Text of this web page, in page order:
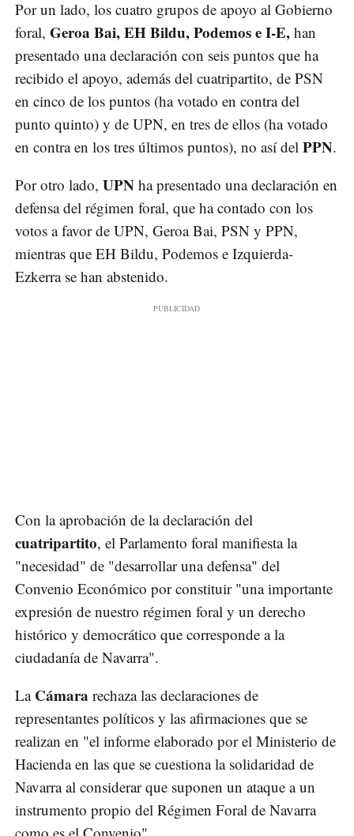
Por un lado, los cuatro grupos de apoyo al Gobierno
foral, Geroa Bai, EH Bildu, Podemos e I-E, han
presentado una declaración con seis puntos que ha
recibido el apoyo, además del cuatripartito, de PSN
en cinco de los puntos (ha votado en contra del
punto quinto) y de UPN, en tres de ellos (ha votado
en contra en los tres últimos puntos), no así del PPN.
Por otro lado, UPN ha presentado una declaración en
defensa del régimen foral, que ha contado con los
votos a favor de UPN, Geroa Bai, PSN y PPN,
mientras que EH Bildu, Podemos e Izquierda-
Ezkerra se han abstenido.
Con la aprobación de la declaración del
cuatripartito, el Parlamento foral manifiesta la
"necesidad" de "desarrollar una defensa" del
Convenio Económico por constituir "una importante
expresión de nuestro régimen foral y un derecho
histórico y democrático que corresponde a la
ciudadanía de Navarra".
La Cámara rechaza las declaraciones de
representantes políticos y las afirmaciones que se
realizan en "el informe elaborado por el Ministerio de
Hacienda en las que se cuestiona la solidaridad de
Navarra al considerar que suponen un ataque a un
instrumento propio del Régimen Foral de Navarra